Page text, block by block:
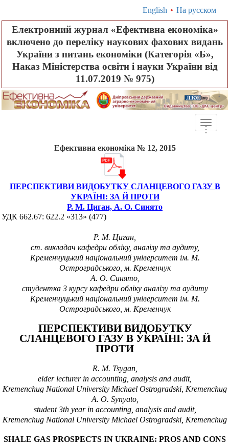
English • На русском
Електронний журнал «Ефективна економіка»
включено до переліку наукових фахових видань
України з питань економіки (Категорія «Б»,
Наказ Міністерства освіти і науки України від
11.07.2019 № 975)
Toggle
...
Ефективна економіка № 12, 2015
ПЕРСПЕКТИВИ ВИДОБУТКУ СЛАНЦЕВОГО ГАЗУ В
УКРАЇНІ: ЗА Й ПРОТИ
Р. М. Циган, А. О. Синято
УДК 662.67: 622.2 «313» (477)
Р. М. Циган
ст. викладач кафедри обліку, аналізу та аудиту,
Кременчуцький національний університет ім. М.
Остроградського, м. Кременчук
А. О. Синято,
студентка 3 курсу кафедри обліку аналізу та аудиту
Кременчуцький національний університет ім. М.
Остроградського, м. Кременчук
ПЕРСПЕКТИВИ ВИДОБУТКУ
СЛАНЦЕВОГО ГАЗУ В УКРАЇНІ: ЗА Й
ПРОТИ
R. M. Tsygan,
elder lecturer in accounting, analysis and audit,
Kremenchug National University Michael Ostrogradski Kremenchug
А. О. Synyato,
student 3th year in accounting, analysis and audit,
Kremenchug National University Michael Ostrogradski Kremenchug
SHALE GAS PROSPECTS IN UKRAINE: PROS AND CONS